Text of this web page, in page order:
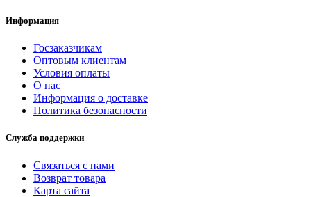
Информация
Госзаказчикам
Оптовым клиентам
Условия оплаты
О нас
Информация о доставке
Политика безопасности
Служба поддержки
Связаться с нами
Возврат товара
Карта сайта